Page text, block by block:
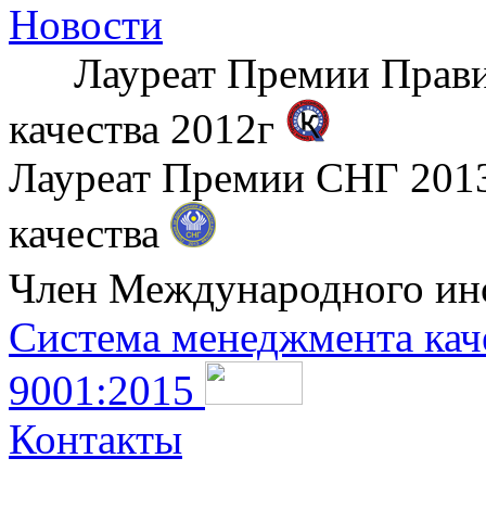
Новости
Лауреат Премии
качества 2012г
Лауреат Премии СНГ
качества
Член Международного
Система менеджмента
9001:2015
Контакты